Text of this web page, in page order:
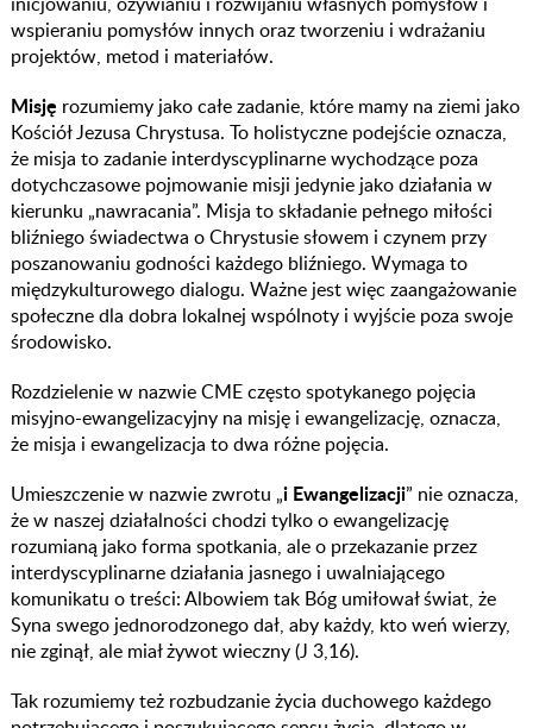
wspieraniu pomysłów innych oraz tworzeniu i wdrażaniu
projektów, metod i materiałów.
Misję rozumiemy jako całe zadanie, które mamy na ziemi jako
Kościół Jezusa Chrystusa. To holistyczne podejście oznacza,
że misja to zadanie interdyscyplinarne wychodzące poza
dotychczasowe pojmowanie misji jedynie jako działania w
kierunku „nawracania”. Misja to składanie pełnego miłości
bliźniego świadectwa o Chrystusie słowem i czynem przy
poszanowaniu godności każdego bliźniego. Wymaga to
międzykulturowego dialogu. Ważne jest więc zaangażowanie
społeczne dla dobra lokalnej wspólnoty i wyjście poza swoje
środowisko.
Rozdzielenie w nazwie CME często spotykanego pojęcia
misyjno-ewangelizacyjny na misję i ewangelizację, oznacza,
że misja i ewangelizacja to dwa różne pojęcia.
Umieszczenie w nazwie zwrotu „i Ewangelizacji” nie oznacza,
że w naszej działalności chodzi tylko o ewangelizację
rozumianą jako forma spotkania, ale o przekazanie przez
interdyscyplinarne działania jasnego i uwalniającego
komunikatu o treści: Albowiem tak Bóg umiłował świat, że
Syna swego jednorodzonego dał, aby każdy, kto weń wierzy,
nie zginął, ale miał żywot wieczny (J 3,16).
Tak rozumiemy też rozbudzanie życia duchowego każdego